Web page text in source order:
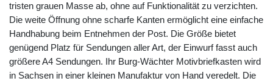
tristen grauen Masse ab, ohne auf Funktionalität zu verzichten.
Die weite Öffnung ohne scharfe Kanten ermöglicht eine einfache
Handhabung beim Entnehmen der Post. Die Größe bietet
genügend Platz für Sendungen aller Art, der Einwurf fasst auch
größere A4 Sendungen. Ihr Burg-Wächter Motivbriefkasten wird
in Sachsen in einer kleinen Manufaktur von Hand veredelt. Die